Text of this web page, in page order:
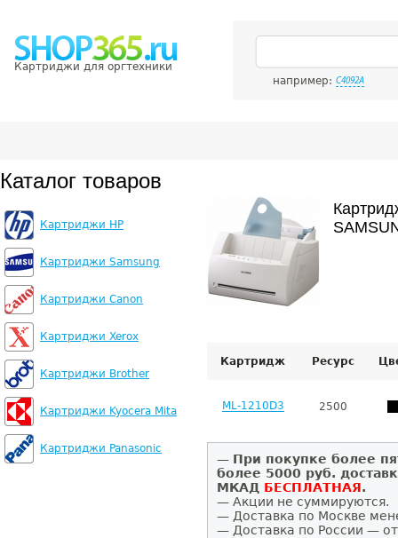
Картриджи для оргтехники
например: C4092A
Каталог товаров
Картриджи HP
Картриджи Samsung
Картриджи Canon
Картриджи Xerox
Картриджи Brother
Картриджи Kyocera Mita
Картриджи Panasonic
Картридж Ресурс
ML-1210D3 2500
— При покупке более
более 5000 руб.
МКАД БЕСПЛАТНАЯ.
— Акции не суммируются.
— Доставка по Москве
— Доставка по России —